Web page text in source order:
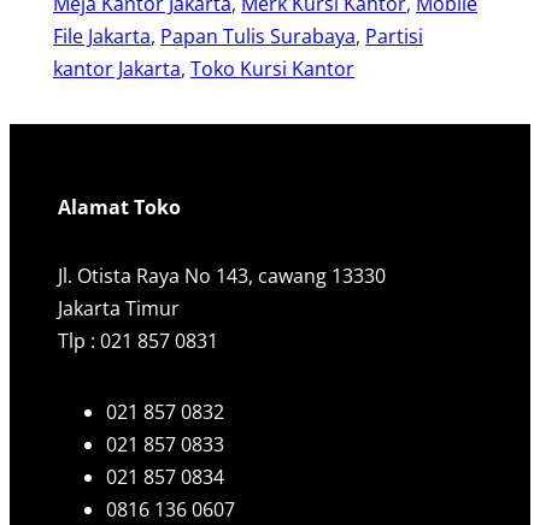
File Jakarta, Papan Tulis Surabaya, Partisi
kantor Jakarta, Toko Kursi Kantor
Alamat Toko
Jl. Otista Raya No 143, cawang 13330
Jakarta Timur
Tlp : 021 857 0831
021 857 0832
021 857 0833
021 857 0834
0816 136 0607